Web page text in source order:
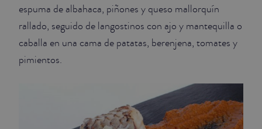
espuma de albahaca, piñones y queso mallorquín
rallado, seguido de langostinos con ajo y mantequilla o
caballa en una cama de patatas, berenjena, tomates y
pimientos.